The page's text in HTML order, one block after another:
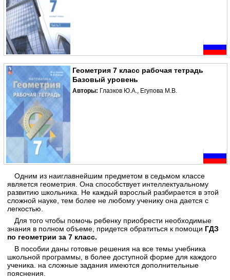
Геометрия 7 класс рабочая тетрадь
Базовый уровень
Авторы: Глазков Ю.А., Егупова М.В.
Одним из наиглавнейшим предметом в седьмом классе
является геометрия. Она способствует интеллектуальному
развитию школьника. Не каждый взрослый разбирается в этой
сложной науке, тем более не любому ученику она дается с
легкостью.
Для того чтобы помочь ребенку приобрести необходимые
знания в полном объеме, придется обратиться к помощи ГДЗ
по геометрии за 7 класс.
В пособии даны готовые решения на все темы учебника
школьной программы, в более доступной форме для каждого
ученика. на сложные задания имеются дополнительные
пояснения.